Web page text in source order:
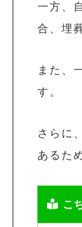
一方、
合、埋
また、
す。
さらに
あるた
こ